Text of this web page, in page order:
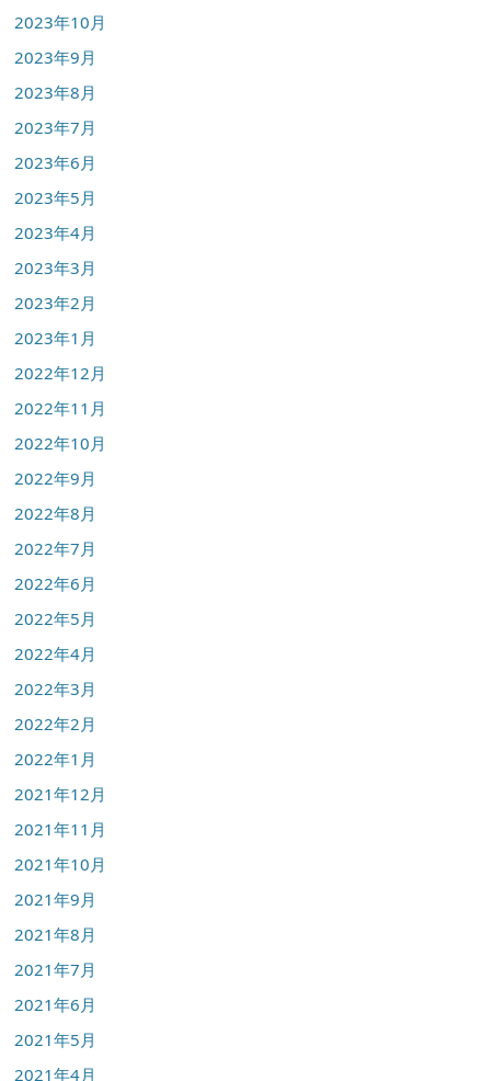
2023年10月
2023年9月
2023年8月
2023年7月
2023年6月
2023年5月
2023年4月
2023年3月
2023年2月
2023年1月
2022年12月
2022年11月
2022年10月
2022年9月
2022年8月
2022年7月
2022年6月
2022年5月
2022年4月
2022年3月
2022年2月
2022年1月
2021年12月
2021年11月
2021年10月
2021年9月
2021年8月
2021年7月
2021年6月
2021年5月
2021年4月